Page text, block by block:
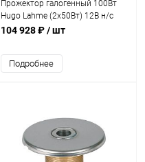
Прожектор галогенный 100Вт
Hugo Lahme (2х50Вт) 12В н/с
(4140220)
104 928 ₽/ шт
Подробнее